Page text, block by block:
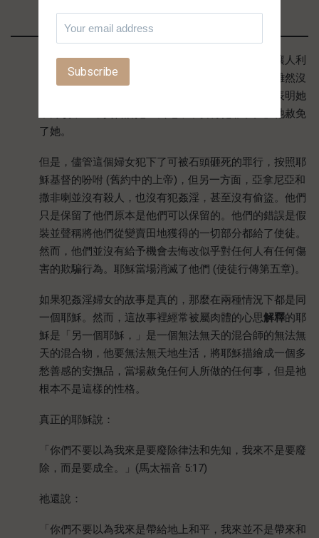
耶穌對罪惡一點也不心慈手軟。祂捨命，不是為了讓人利
用祂所灑的血，繼續做他們自己的事，摧毀自己。雖然沒
有跡象表明被抓行淫的婦女悔改了，但也沒有跡象表明她
不悔改，主確實告訴她「去吧，不要再犯罪了。」祂赦免
了她。
但是，儘管這個婦女犯下了可被石頭砸死的罪行，按照耶
穌基督的吩咐 (舊約中的上帝)，但另一方面，亞拿尼亞和
撒非喇並沒有殺人，也沒有犯姦淫，甚至沒有偷盜。他們
只是保留了他們原本是他們可以保留的。他們的錯誤是假
裝並聲稱將他們從變賣田地獲得的一切部分都給了使徒。
然而，他們並沒有給予機會去悔改似乎對任何人有任何傷
害的欺騙行為。耶穌當場消滅了他們 (使徒行傳第五章)。
如果犯姦淫婦女的故事是真的，那麼在兩種情況下都是同
一個耶穌。然而，這故事裡經常被屬肉體的心思解釋的耶
穌是「另一個耶穌，」是一個無法無天的混合師的無法無
天的混合物，他要無法無天地生活，將耶穌描繪成一個多
愁善感的安撫品，當場赦免任何人所做的任何事，但是祂
根本不是這樣的性格。
真正的耶穌說：
「你們不要以為我來是要廢除律法和先知，我來不是要廢
除，而是要成全。」(馬太福音 5:17)
祂還說：
「你們不要以為我來是帶給地上和平，我來並不是帶來和